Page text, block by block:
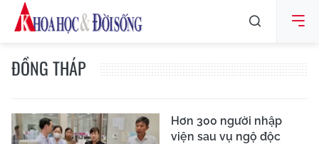
ĐỒNG THÁP
Hơn 300 người nhập
viện sau vụ ngộ độc